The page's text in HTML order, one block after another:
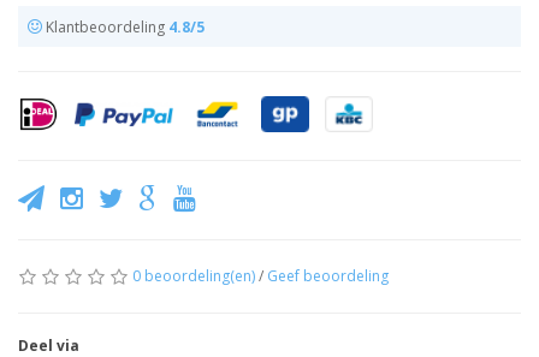
Klantbeoordeling 4.8/5
0 beoordeling(en)/ Geef beoordeling
Deel via